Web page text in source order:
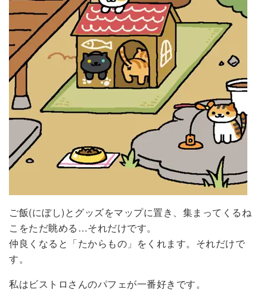
ご飯(にぼし)とグッズをマップに置き、集まってくるね
こをただ眺める…それだけです。
仲良くなると「たからもの」をくれます。それだけで
す。
私はビストロさんのパフェが一番好きです。